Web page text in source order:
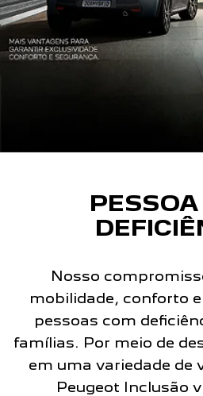
Nosso
mobilidade, conforto
pessoas com
famílias. Por meio de
em uma variedade de
Peugeot Inclusão